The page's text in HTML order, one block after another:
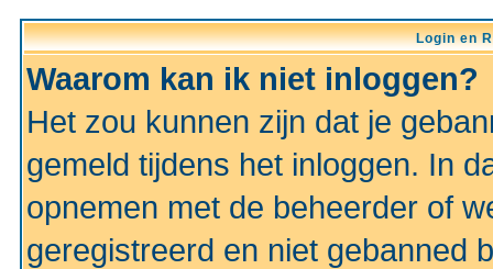
Login en
Waarom kan ik niet inloggen?
Het zou kunnen zijn dat je
gemeld tijdens het inloggen. In
opnemen met de beheerder of
geregistreerd en niet gebanned